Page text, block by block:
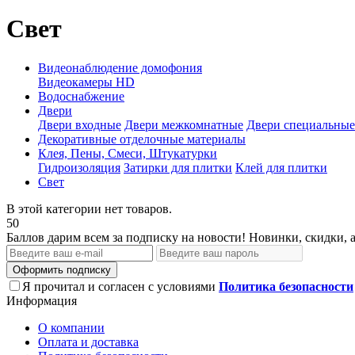
Свет
Видеонаблюдение домофония
Видеокамеры HD
Водоснабжение
Двери
Двери входные Двери межкомнатные Двери специальные
Декоративные отделочные материалы
Клея, Пены, Смеси, Штукатурки
Гидроизоляция Затирки для плитки Клей для плитки
Свет
В этой категории нет товаров.
50
Баллов дарим всем за подписку на новости! Новинки, скидки,
Оформить подписку
Я прочитал и согласен с условиями Политика безопасности
Информация
О компании
Оплата и доставка